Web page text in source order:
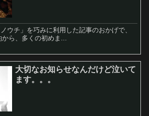
ウチ」を巧みに利用した記事のおかげで、
ら、多くの初めま...
大切なお知らせなんだけど泣いて
ます。。。